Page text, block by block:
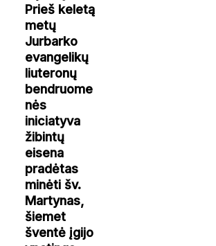
Prieš keletą
metų
Jurbarko
evangelikų
liuteronų
bendruome
nės
iniciatyva
žibintų
eisena
pradėtas
minėti šv.
Martynas,
šiemet
šventė įgijo